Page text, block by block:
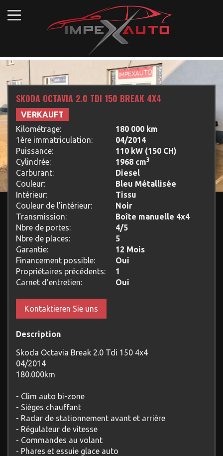
SKODA OCTAVIA 2.0 TDI 150 BREAK 4X4
VERKAUFT
Kilométrage:
180 000 km
1ère immatriculation:
04/2014
Puissance:
110 kW (150 CH)
Cylindrée:
1968 cm3
Carburant:
Diesel
Couleur:
Bleu Métallisée
Intérieur:
Tissu
Couleur de l'intérieur:
Noir
Transmission:
Boîte manuelle 4x4
Nbre de portes:
4/5
Nbre de places:
5
Garantie:
12 Mois
Financement possible:
Oui
Propriétaires précédents:
1
Carnet d'entretien:
Oui
Kontaktieren Sie uns
Description
Skoda Octavia Break 2.0 Tdi 150 4x4
04/2014
180.000km
- Clim auto bi-zone
- Sièges chauffant
- Radar de stationnement avant et arrière
- Régulateur de vitesse
- Commandes au volant
- Phares et essuie glace auto